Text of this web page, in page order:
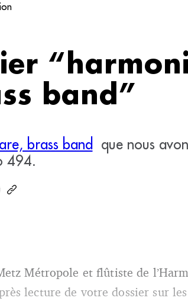
band”
brass band que nous
494.
Métropole et flûtiste de
lecture de votre dossier sur les